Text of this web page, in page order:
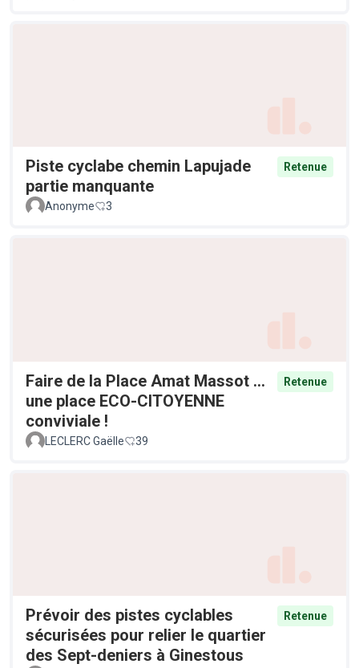
Piste cyclabe chemin Lapujade
partie manquante
Retenue
Anonyme 3
Faire de la Place Amat Massot ...
une place ECO-CITOYENNE
conviviale !
Retenue
LECLERC Gaëlle 39
Prévoir des pistes cyclables
sécurisées pour relier le quartier
des Sept-deniers à Ginestous
Retenue